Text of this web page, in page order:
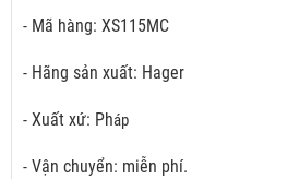
- Mã hàng: XS115MC
- Hãng sản xuất: Hager
- Xuất xứ: Pháp
- Vận chuyển: miễn phí.